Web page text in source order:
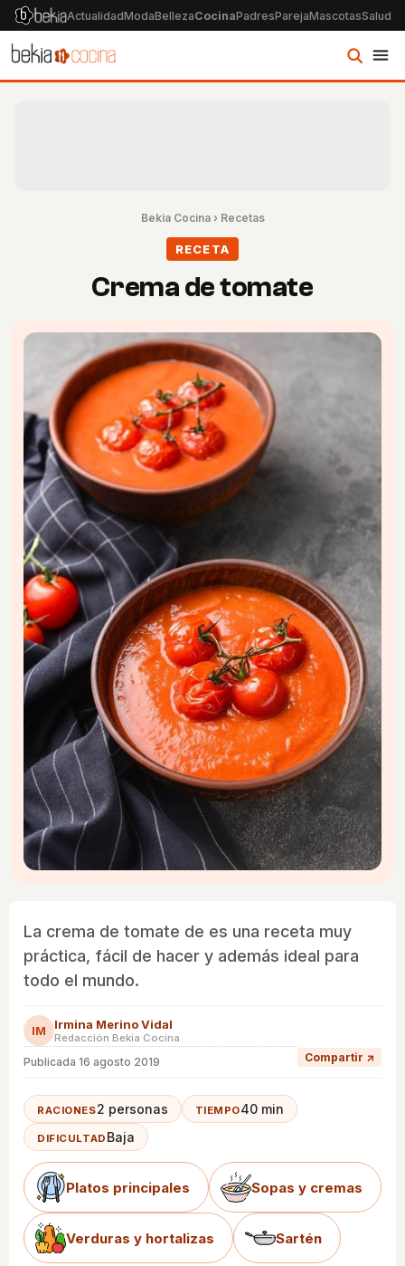
ActualidadModaBellezaCocinaPadresParejaMascotasSalud
Bekia Cocina› Recetas
RECETA
Crema de tomate
La crema de tomate de es una receta muy
práctica, fácil de hacer y además ideal para
todo el mundo.
IM Irmina Merino Vidal
Redacción Bekia Cocina
Publicada 16 agosto 2019 Compartir ↗
RACIONES2 personas TIEMPO40 min
DIFICULTAD Baja
Platos principales Sopas y cremas
Verduras y hortalizas Sartén